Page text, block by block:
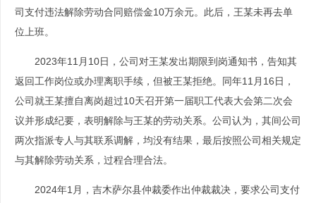
司支付违法解除劳动合同赔偿金10万余元。此后，王某未再去单
位上班。
2023年11月10日，公司对王某发出期限到岗通知书，告知其
返回工作岗位或办理离职手续，但被王某拒绝。同年11月16日，
公司就王某擅自离岗超过10天召开第一届职工代表大会第二次会
议并形成纪要，表明解除与王某的劳动关系。公司认为，其间公司
两次指派专人与其联系调解，均没有结果，最后按照公司相关规定
与其解除劳动关系，过程合理合法。
2024年1月，吉木萨尔县仲裁委作出仲裁裁决，要求公司支付